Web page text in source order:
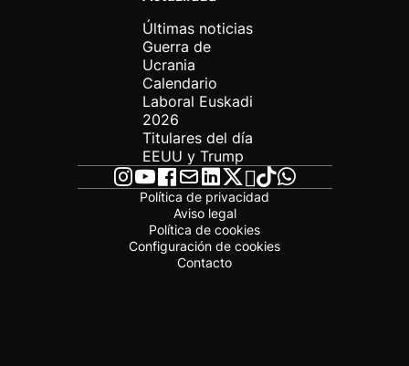
Últimas noticias
Guerra de
Ucrania
Calendario
Laboral Euskadi
2026
Titulares del día
EEUU y Trump
Política de privacidad
Aviso legal
Política de cookies
Configuración de cookies
Contacto